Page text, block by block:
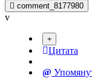
comment_8177980
v
Цитата